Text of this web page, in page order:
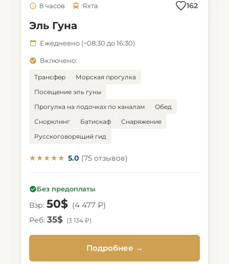
8 часов Яхта 162
Эль Гуна
Ежедневно (~08:30 до 16:30)
Включено:
Трансфер
Морская прогулка
Посещение эль гуны
Прогулка на лодочках по каналам
Обед
Снорклинг
Батискаф
Снаряжение
Русскоговорящий гид
★★★★★ 5.0 (75 отзывов)
Без предоплаты
Взр: 50$ (4 477 ₽)
Реб: 35$ (3 134 ₽)
Подробнее →